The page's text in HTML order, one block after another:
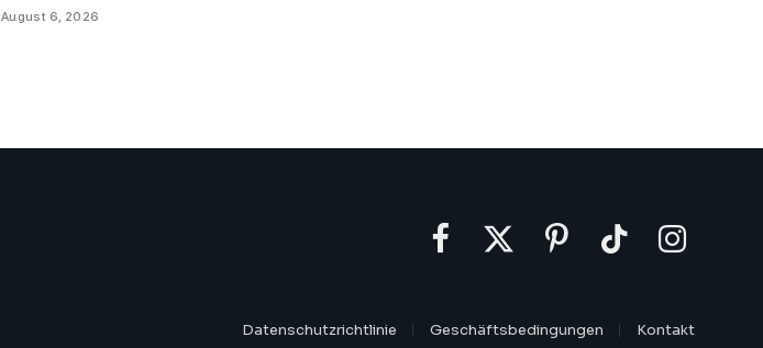
August 6, 2026
Facebook
X
PinterestTikTok Instagram
Datenschutzrichtlinie Geschäftsbedingungen Kontakt